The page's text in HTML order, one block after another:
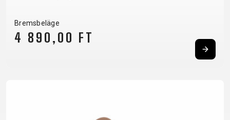
Bremsbeläge
4 890,00 FT